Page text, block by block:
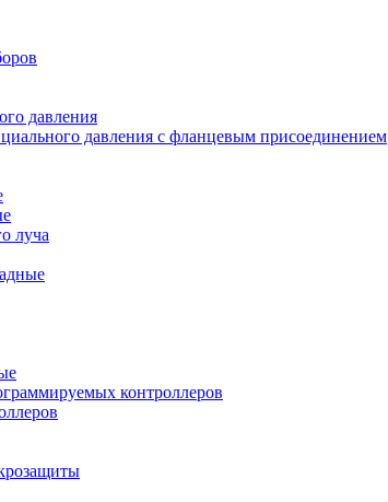
давления
давления с фланцевым присоединением
луча
контроллеров